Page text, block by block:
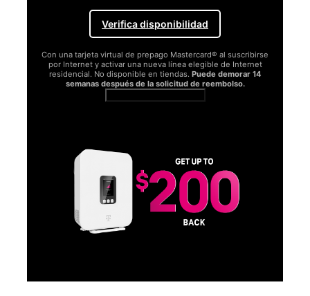
Verifica disponibilidad
Con una tarjeta virtual de prepago Mastercard® al suscribirse
por Internet y activar una nueva línea elegible de Internet
residencial. No disponible en tiendas. Puede demorar 14
semanas después de la solicitud de reembolso.